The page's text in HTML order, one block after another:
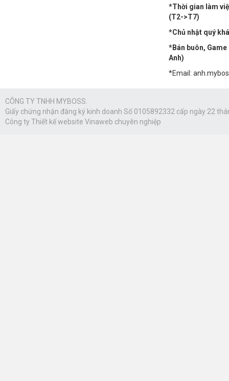
*Thời gian làm
(T2->T7)
*Chủ nhật quý
*Bán buôn, Game
Anh)
*Email:
CÔNG TY TNHH MYBOSS.
Giấy chứng nhận đăng ký kinh doanh Số 0105892332 cấp ngày 22
Công tyThiết kế website Vinaweb chuyên nghiệp